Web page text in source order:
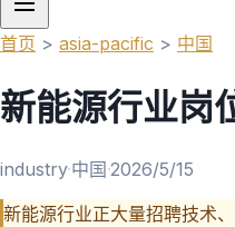
首页 > asia-pacific > 中国
新能源行业岗
industry·中国·2026/5/15
新能源行业正大量招聘技术